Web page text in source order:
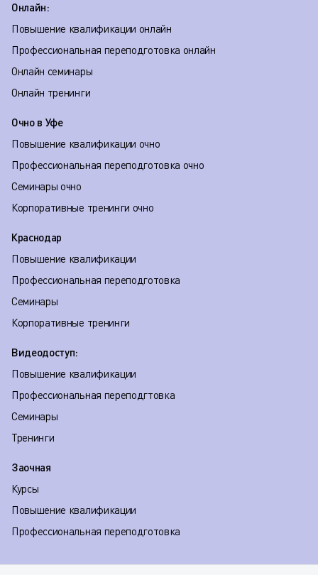
Онлайн:
Повышение квалификации онлайн
Профессиональная переподготовка онлайн
Онлайн семинары
Онлайн тренинги
Очно в Уфе
Повышение квалификации очно
Профессиональная переподготовка очно
Семинары очно
Корпоративные тренинги очно
Краснодар
Повышение квалификации
Профессиональная переподготовка
Семинары
Корпоративные тренинги
Видеодоступ:
Повышение квалификации
Профессиональная переподгтовка
Семинары
Тренинги
Заочная
Курсы
Повышение квалификации
Профессиональная переподготовка